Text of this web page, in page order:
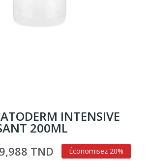
INTENSIVE
200ML
TND Économisez 20%